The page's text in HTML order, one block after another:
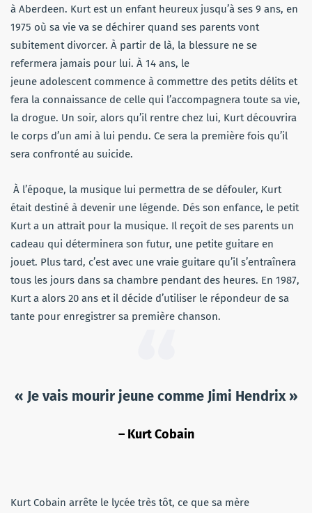
à Aberdeen. Kurt est un enfant heureux jusqu’à ses 9 ans, en
1975 où sa vie va se déchirer quand ses parents vont
subitement divorcer. À partir de là, la blessure ne se
refermera jamais pour lui. À 14 ans, le
jeune adolescent commence à commettre des petits délits et
fera la connaissance de celle qui l’accompagnera toute sa vie,
la drogue. Un soir, alors qu’il rentre chez lui, Kurt découvrira
le corps d’un ami à lui pendu. Ce sera la première fois qu’il
sera confronté au suicide.
À l’époque, la musique lui permettra de se défouler, Kurt
était destiné à devenir une légende. Dés son enfance, le petit
Kurt a un attrait pour la musique. Il reçoit de ses parents un
cadeau qui déterminera son futur, une petite guitare en
jouet. Plus tard, c’est avec une vraie guitare qu’il s’entraînera
tous les jours dans sa chambre pendant des heures. En 1987,
Kurt a alors 20 ans et il décide d’utiliser le répondeur de sa
tante pour enregistrer sa première chanson.
« Je vais mourir jeune comme Jimi Hendrix »
– Kurt Cobain
Kurt Cobain arrête le lycée très tôt, ce que sa mère